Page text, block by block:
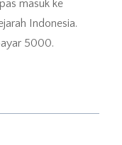
masuk ke
Indonesia.
5000.